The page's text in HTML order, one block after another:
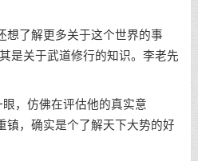
想了解更多关于这个世界的事
是关于武道修行的知识。李老先
，仿佛在评估他的真实意
镇，确实是个了解天下大势的好